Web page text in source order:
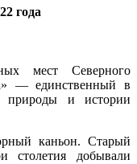
года
мест Северного
— единственный в
природы и истории
каньон. Старый
столетия добывали